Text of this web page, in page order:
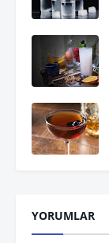
YORUMLAR